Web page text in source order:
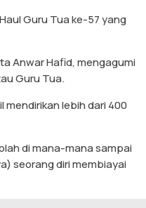
Guru Tua ke-57 yang
Anwar Hafid, mengagumi
Guru Tua.
lebih dari 400
di mana-mana sampai
seorang diri membiayai